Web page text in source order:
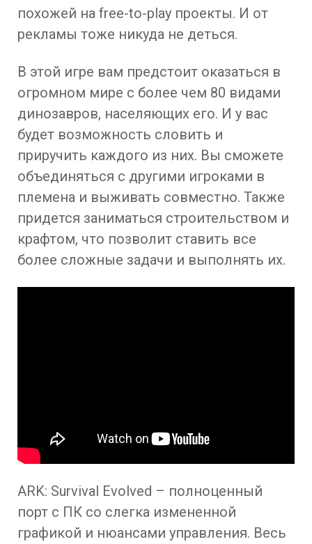
похожей на free-to-play проекты. И от
рекламы тоже никуда не деться.
В этой игре вам предстоит оказаться в
огромном мире с более чем 80 видами
динозавров, населяющих его. И у вас
будет возможность словить и
приручить каждого из них. Вы сможете
объединяться с другими игроками в
племена и выживать совместно. Также
придется заниматься строительством и
крафтом, что позволит ставить все
более сложные задачи и выполнять их.
ARK: Survival Evolved – полноценный
порт с ПК со слегка измененной
графикой и нюансами управления. Весь